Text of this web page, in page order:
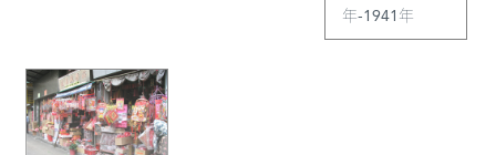
年-1941年